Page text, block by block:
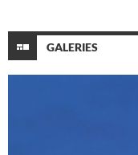
GALERIES